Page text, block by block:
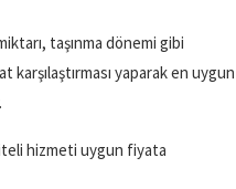
taşınma dönemi gibi
yaparak en uygun
hizmeti uygun fiyata